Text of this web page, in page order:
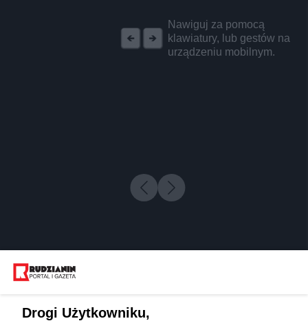
Nawiguj za pomocą
klawiatury, lub gestów na
urządzeniu mobilnym.
Drogi Użytkowniku,